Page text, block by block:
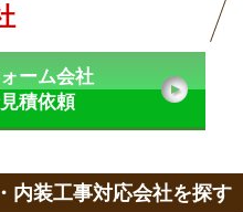
ーム会社
積依頼
内装工事対応会社を探す